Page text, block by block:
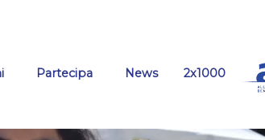
Partecipa News(current)
2x1000